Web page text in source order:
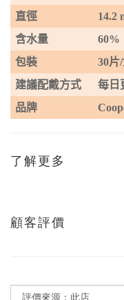
直徑
14.2
含水量
60%
包裝
30片/
建議配戴方式
每日
品牌
了解更多
顧客評價